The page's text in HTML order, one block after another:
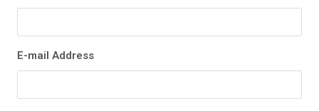
E-mail Address